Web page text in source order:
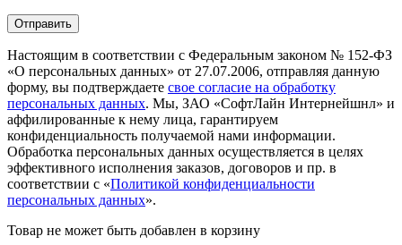
Настоящим в соответствии с Федеральным законом № 152-ФЗ
«О персональных данных» от 27.07.2006, отправляя данную
форму, вы подтверждаете свое согласие на обработку
персональных данных. Мы, ЗАО «СофтЛайн Интернейшнл» и
аффилированные к нему лица, гарантируем
конфиденциальность получаемой нами информации.
Обработка персональных данных осуществляется в целях
эффективного исполнения заказов, договоров и пр. в
соответствии с «Политикой конфиденциальности
персональных данных».
Товар не может быть добавлен в корзину